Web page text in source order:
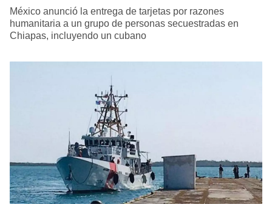
México anunció la entrega de tarjetas por razones
humanitaria a un grupo de personas secuestradas en
Chiapas, incluyendo un cubano